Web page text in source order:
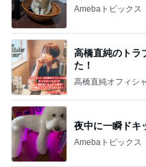
Amebaトピックス
高橋直純のトラ
た！
高橋直純オフィシ
夜中に一瞬ドキ
Amebaトピックス